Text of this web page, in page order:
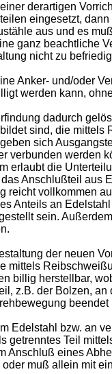
derartigen
eingesetzt,
aus und es
ganz beachtliche
nicht zu
Anker- und/oder
werden kann,
dadurch
sind, die
sich
verbunden werden
erlaubt die
Anschlußteil aus
reicht vollkommen
Anteils an
sein.
der neuen
mittels
billig herstellbar,
z.B. der Bolzen,
Edelstahl bzw. an
getrenntes Teil
Anschluß eines
muß allein mit